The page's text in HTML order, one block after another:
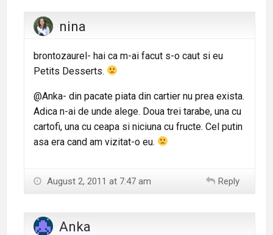
nina
brontozaurel- hai ca m-ai facut s-o caut si eu
Petits Desserts.
@Anka- din pacate piata din cartier nu prea exista.
Adica n-ai de unde alege. Doua trei tarabe, una cu
cartofi, una cu ceapa si niciuna cu fructe. Cel putin
asa era cand am vizitat-o eu.
August 2, 2011 at 7:47 am Reply
Anka